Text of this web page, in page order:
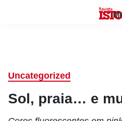
Uncategorized
Sol, praia… e